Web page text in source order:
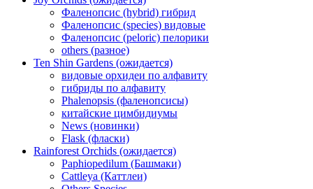
Фаленопсис (hybrid) гибрид
Фаленопсис (species) видовые
Фаленопсис (peloric) пелорики
others (разное)
Ten Shin Gardens (ожидается)
видовые орхидеи по алфавиту
гибриды по алфавиту
Phalenopsis (фаленопсисы)
китайские цимбидиумы
News (новинки)
Flask (фласки)
Rainforest Orchids (ожидается)
Paphiopedilum (Башмаки)
Cattleya (Каттлеи)